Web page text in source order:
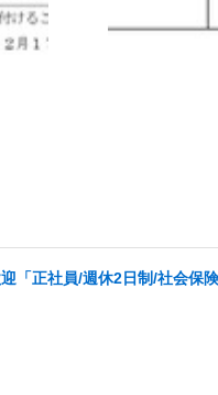
「正社員/週休2日制/社会保